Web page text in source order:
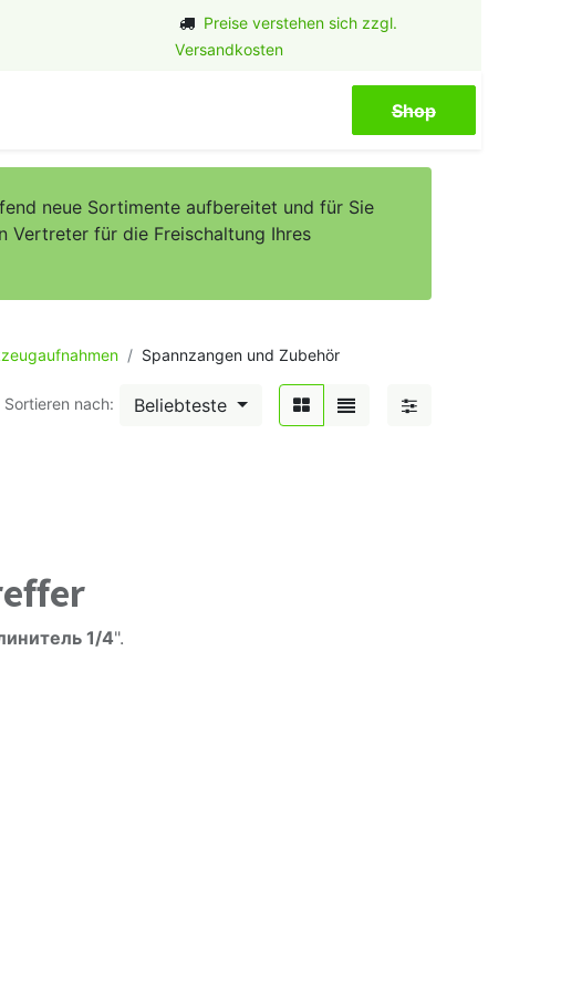
Preise verstehen sich zzgl.
Versandkosten
Shop​​​​
neue Sortimente aufbereitet und für Sie
Vertreter für die Freischaltung Ihres
Spannzangen und Zubehör
Sortieren nach: Beliebteste
1/4".